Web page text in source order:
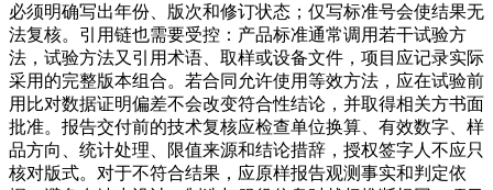
必须明确写出年份、版次和修订状态；仅写标准号会使结果无
法复核。引用链也需要受控：产品标准通常调用若干试验方
法，试验方法又引用术语、取样或设备文件，项目应记录实际
采用的完整版本组合。若合同允许使用等效方法，应在试验前
用比对数据证明偏差不会改变符合性结论，并取得相关方书面
批准。报告交付前的技术复核应检查单位换算、有效数字、样
品方向、统计处理、限值来源和结论措辞，授权签字人不应只
核对版式。对于不符合结果，应原样报告观测事实和判定依